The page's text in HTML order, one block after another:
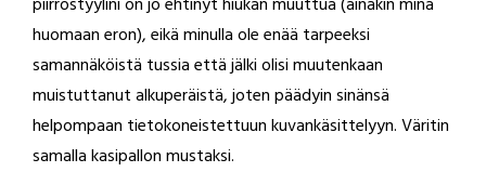
huomaan eron), eikä minulla ole enää tarpeeksi
samannäköistä tussia että jälki olisi muutenkaan
muistuttanut alkuperäistä, joten päädyin sinänsä
helpompaan tietokoneistettuun kuvankäsittelyyn. Väritin
samalla kasipallon mustaksi.